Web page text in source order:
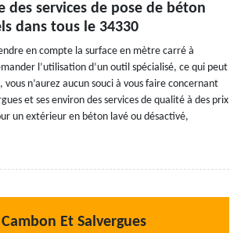
des services de pose de béton
dans tous le 34330
en compte la surface en mètre carré à
l’utilisation d’un outil spécialisé, ce qui peut
n’aurez aucun souci à vous faire concernant
et ses environ des services de qualité à des prix
un extérieur en béton lavé ou désactivé,
Et Salvergues